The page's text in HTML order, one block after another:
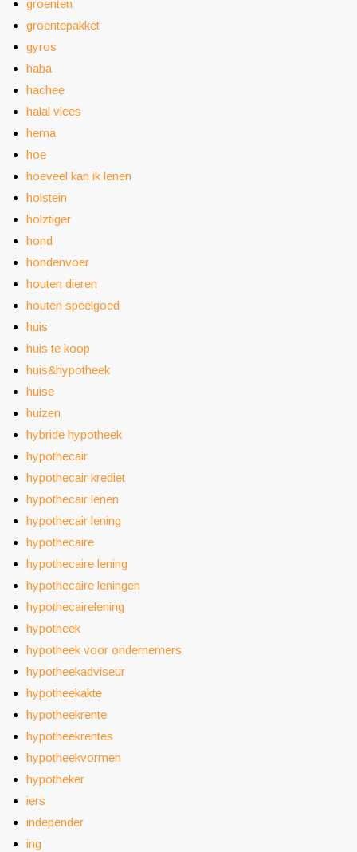
groenten
groentepakket
gyros
haba
hachee
halal vlees
hema
hoe
hoeveel kan ik lenen
holstein
holztiger
hond
hondenvoer
houten dieren
houten speelgoed
huis
huis te koop
huis&hypotheek
huise
huizen
hybride hypotheek
hypothecair
hypothecair krediet
hypothecair lenen
hypothecair lening
hypothecaire
hypothecaire lening
hypothecaire leningen
hypothecairelening
hypotheek
hypotheek voor ondernemers
hypotheekadviseur
hypotheekakte
hypotheekrente
hypotheekrentes
hypotheekvormen
hypotheker
iers
independer
ing